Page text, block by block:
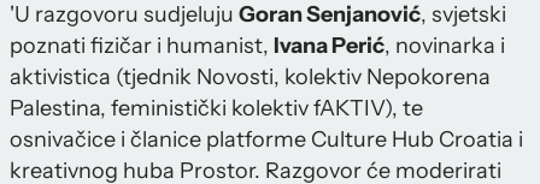
'U razgovoru sudjeluju Goran Senjanović, svjetski
poznati fizičar i humanist, Ivana Perić, novinarka i
aktivistica (tjednik Novosti, kolektiv Nepokorena
Palestina, feministički kolektiv fAKTIV), te
osnivačice i članice platforme Culture Hub Croatia i
kreativnog huba Prostor. Razgovor će moderirati